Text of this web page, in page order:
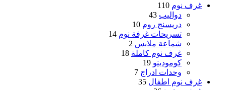
غرف نوم 110
دواليب 43
دريسنج روم 10
تسريحات غرفة نوم 14
شماعة ملابس 2
غرف نوم كاملة 18
كومودينو 19
وحدات ادراج 7
غرف نوم اطفال 35